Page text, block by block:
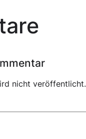
nicht veröffentlicht.